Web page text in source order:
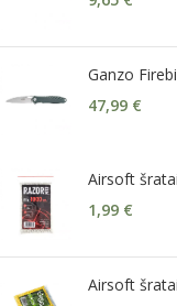
Ganzo
47,99 €
Airsoft
1,99 €
Airsoft